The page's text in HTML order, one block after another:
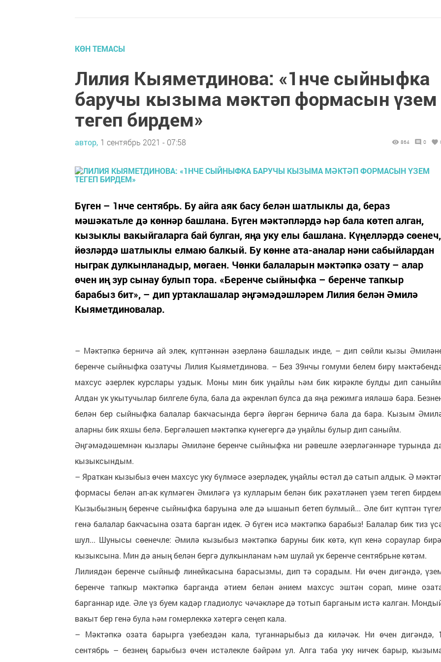
КӨН ТЕМАСЫ
Лилия Кыяметдинова: «1нче сыйныфка
баручы кызыма мәктәп формасын үзем
тегеп бирдем»
автор, 1 сентябрь 2021 - 07:58 864 0
Бүген – 1нче сентябрь. Бу айга аяк басу белән шатлыклы да, бераз
мәшәкатьле дә көннәр башлана. Бүген мәктәпләрдә һәр бала көтеп алган,
кызыклы вакыйгаларга бай булган, яңа уку елы башлана. Күңелләрдә сөенеч,
йөзләрдә шатлыклы елмаю балкый. Бу көнне ата-аналар нәни сабыйлардан
ныграк дулкынланадыр, мөгаен. Чөнки балаларын мәктәпкә озату – алар
өчен иң зур сынау булып тора. «Беренче сыйныфка – беренче тапкыр
барабыз бит», – дип уртаклашалар әңгәмәдәшләрем Лилия белән Әмилә
Кыяметдиновалар.
– Мәктәпкә берничә ай элек, күптәннән әзерләнә башладык инде, – дип сөйли кызы
беренче сыйныфка озатучы Лилия Кыяметдинова. – Без 39нчы гомуми белем бирү
махсус әзерлек курслары уздык. Моны мин бик уңайлы һәм бик кирәкле булды дип
Алдан ук укытучылар билгеле була, бала да әкренләп булса да яңа режимга ияләшә бара.
белән бер сыйныфка балалар бакчасында бергә йөргән берничә бала да бара. Кызым
аларны бик яхшы белә. Бергәләшеп мәктәпкә күнегергә дә уңайлы булыр дип саныйм.
Әңгәмәдәшемнән кызлары Әмиләне беренче сыйныфка ни рәвешле әзерләгәннәре турында
кызыксындым.
– Яраткан кызыбыз өчен махсус уку бүлмәсе әзерләдек, уңайлы өстәл дә сатып алдык. Ә
формасы белән ап-ак күлмәген Әмиләгә үз кулларым белән бик рәхәтләнеп үзем тегеп
Кызыбызның беренче сыйныфка баруына әле дә ышанып бетеп булмый... Әле бит күптән
генә балалар бакчасына озата барган идек. Ә бүген исә мәктәпкә барабыз! Балалар бик тиз
шул... Шунысы сөенечле: Әмилә кызыбыз мәктәпкә баруны бик көтә, күп кенә сораулар
кызыксына. Мин дә аның белән бергә дулкынланам һәм шулай ук беренче сентябрьне көтәм.
Лилиядән беренче сыйныф линейкасына барасызмы, дип тә сорадым. Ни өчен дигәндә,
беренче тапкыр мәктәпкә барганда әтием белән әнием махсус эштән сорап, мине
барганнар иде. Әле үз буем кадәр гладиолус чәчәкләре дә тотып барганым истә калган.
вакыт бер генә була һәм гомерлеккә хәтергә сеңеп кала.
– Мәктәпкә озата барырга үзебездән кала, туганнарыбыз да киләчәк. Ни өчен дигәндә,
сентябрь – безнең барыбыз өчен истәлекле бәйрәм ул. Алга таба уку ничек барыр,